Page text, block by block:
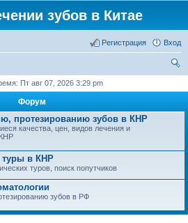
зубов в Китае
Вход
Регистрация
Пт авг 07, 2026 3:29 pm
Форум
протезированию зубов в КНР
качества, цен, видов лечения и
туры в КНР
туров, поиск попутчиков
зубов в РФ